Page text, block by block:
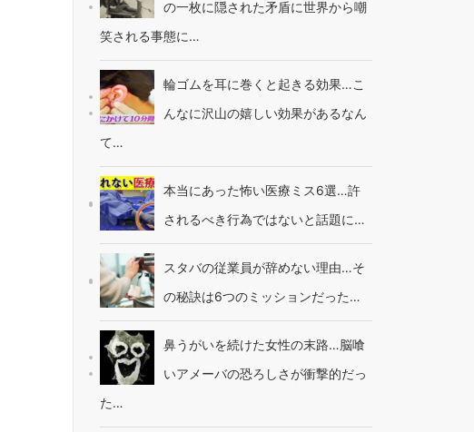
の一枚に隠された矛盾に世界から嘲
笑される事態に…
輪ゴムを耳に巻くと起きる効果…こ
んなに沢山の嬉しい効果があるなん
て…
本当にあった怖い医療ミス6選…許
されるべき行為ではないと話題に…
スタバの従業員が辞めない理由…そ
の秘訣は6つのミッションだった…
鼻うがいを続けた女性の末路…脳喰
いアメーバの恐ろしさが衝撃的だっ
た…